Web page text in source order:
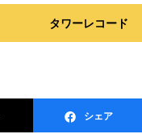
タワーレコード
シェア